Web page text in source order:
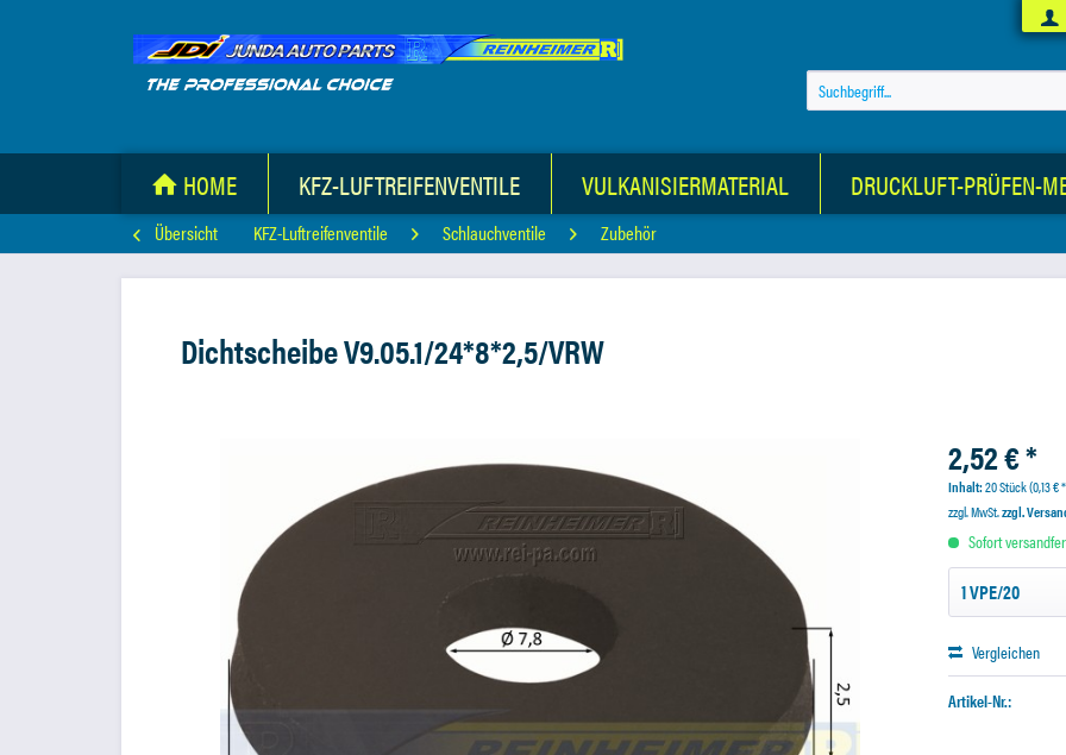
HOME KFZ-LUFTREIFENVENTILE VULKANISIERMATERIAL DRUCKLUFT-PRÜFEN-
Übersicht KFZ-Luftreifenventile Schlauchventile Zubehör
Dichtscheibe V9.05.1/24*8*2,5/VRW
2,52 € *
Inhalt:20 Stück (0,13 €
zzgl. MwSt.zzgl.
Sofort
Vergleichen
Artikel-Nr.: